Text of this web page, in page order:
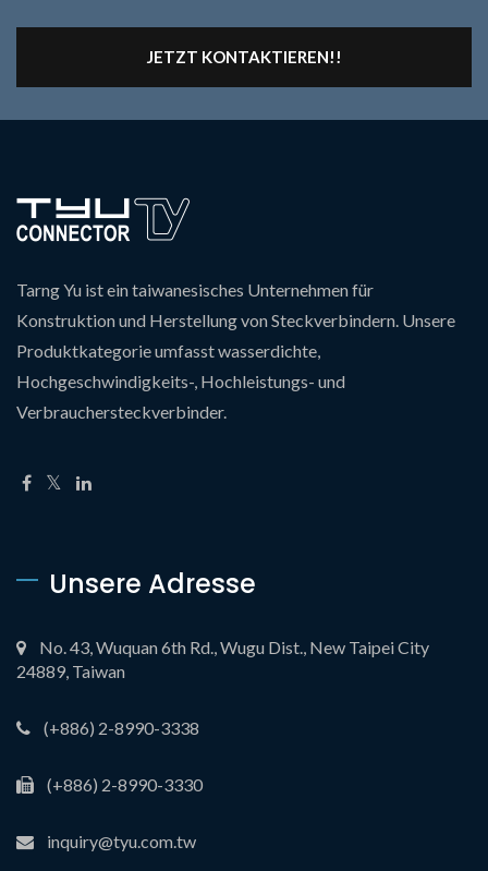
JETZT KONTAKTIEREN!!
Tarng Yu ist ein taiwanesisches Unternehmen für
Konstruktion und Herstellung von Steckverbindern. Unsere
Produktkategorie umfasst wasserdichte,
Hochgeschwindigkeits-, Hochleistungs- und
Verbrauchersteckverbinder.
Unsere Adresse
No. 43, Wuquan 6th Rd., Wugu Dist., New Taipei City
24889, Taiwan
(+886) 2-8990-3338
(+886) 2-8990-3330
inquiry@tyu.com.tw